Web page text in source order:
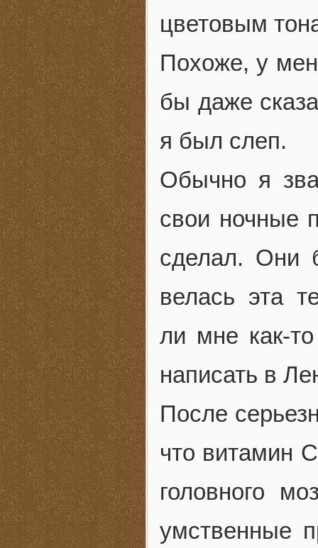
цветовым
Похоже, у
бы даже
я был слеп.
Обычно я
свои ночные
сделал. Они
велась эта
ли мне как-
написать в
После
что витамин
головного
умственные